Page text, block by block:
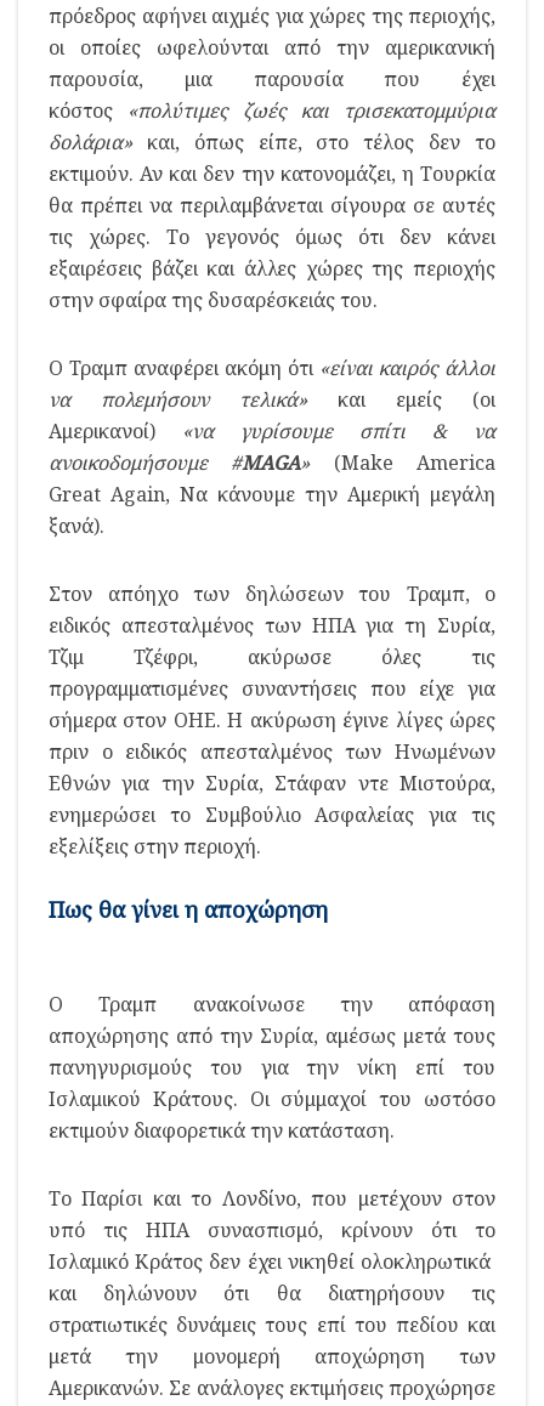
πρόεδρος αφήνει αιχμές για χώρες της περιοχής,
οι οποίες ωφελούνται από την αμερικανική
παρουσία, μια παρουσία που έχει
κόστος «πολύτιμες ζωές και τρισεκατομμύρια
δολάρια»και, όπως είπε, στο τέλος δεν το
εκτιμούν. Αν και δεν την κατονομάζει, η Τουρκία
θα πρέπει να περιλαμβάνεται σίγουρα σε αυτές
τις χώρες. Το γεγονός όμως ότι δεν κάνει
εξαιρέσεις βάζει και άλλες χώρες της περιοχής
στην σφαίρα της δυσαρέσκειάς του.
Ο Τραμπ αναφέρει ακόμη ότι «είναι καιρός άλλοι
να πολεμήσουν τελικά»και εμείς (οι
Αμερικανοί) «να γυρίσουμε σπίτι & να
ανοικοδομήσουμε #MAGA»(Make America
Great Again, Να κάνουμε την Αμερική μεγάλη
ξανά).
Στον απόηχο των δηλώσεων του Τραμπ, ο
ειδικός απεσταλμένος των ΗΠΑ για τη Συρία,
Τζιμ Τζέφρι, ακύρωσε όλες τις
προγραμματισμένες συναντήσεις που είχε για
σήμερα στον ΟΗΕ. Η ακύρωση έγινε λίγες ώρες
πριν ο ειδικός απεσταλμένος των Ηνωμένων
Εθνών για την Συρία, Στάφαν ντε Μιστούρα,
ενημερώσει το Συμβούλιο Ασφαλείας για τις
εξελίξεις στην περιοχή.
Πως θα γίνει η αποχώρηση
Ο Τραμπ ανακοίνωσε την απόφαση
αποχώρησης από την Συρία, αμέσως μετά τους
πανηγυρισμούς του για την νίκη επί του
Ισλαμικού Κράτους. Οι σύμμαχοί του ωστόσο
εκτιμούν διαφορετικά την κατάσταση.
Το Παρίσι και το Λονδίνο, που μετέχουν στον
υπό τις ΗΠΑ συνασπισμό, κρίνουν ότι το
Ισλαμικό Κράτος δεν έχει νικηθεί ολοκληρωτικά
και δηλώνουν ότι θα διατηρήσουν τις
στρατιωτικές δυνάμεις τους επί του πεδίου και
μετά την μονομερή αποχώρηση των
Αμερικανών. Σε ανάλογες εκτιμήσεις προχώρησε